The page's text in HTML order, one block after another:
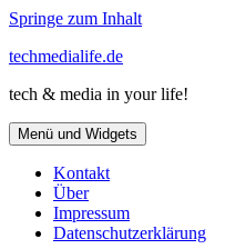
Springe zum Inhalt
techmedialife.de
tech & media in your life!
Menü und Widgets
Kontakt
Über
Impressum
Datenschutzerklärung